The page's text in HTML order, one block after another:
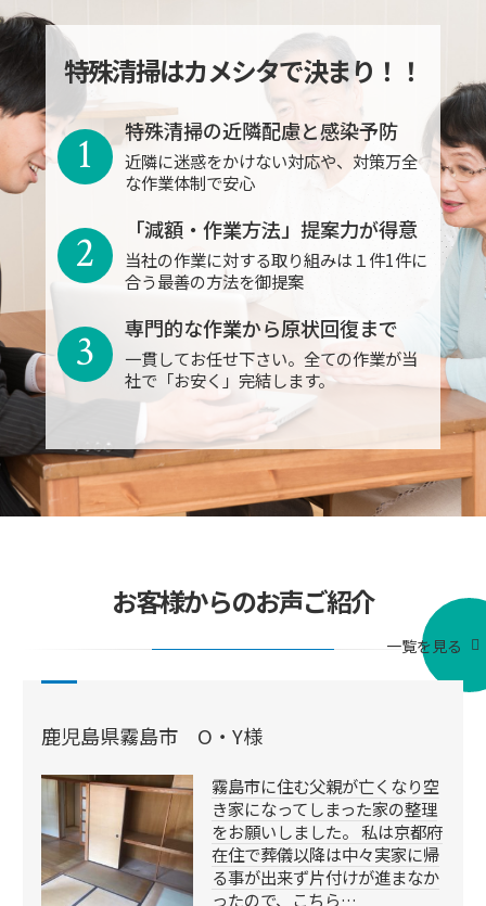
特殊清掃はカメシタで決まり！！
特殊清掃の近隣配慮と感染予防
近隣に迷惑をかけない対応や、対策万全
な作業体制で安心
1
「減額・作業方法」提案力が得意
当社の作業に対する取り組みは１件1件に
合う最善の方法を御提案
2
専門的な作業から原状回復まで
一貫してお任せ下さい。全ての作業が当
社で「お安く」完結します。
3
お客様からのお声ご紹介
一覧を見る
鹿児島県霧島市 O・Y様
霧島市に住む父親が亡くなり空
き家になってしまった家の整理
をお願いしました。 私は京都府
在住で葬儀以降は中々実家に帰
る事が出来ず片付けが進まなか
ったので、こちら…